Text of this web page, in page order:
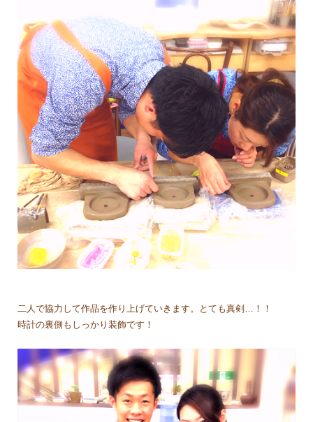
二人で協力して作品を作り上げていきます。とても真剣…！！
時計の裏側もしっかり装飾です！